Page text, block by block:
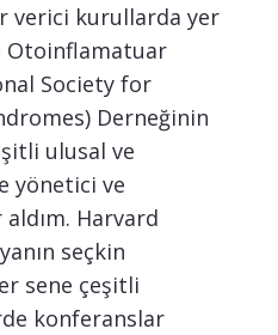
verici kurullarda yer
Otoinflamatuar
Society for
Derneğinin
ulusal ve
yönetici ve
Harvard
seçkin
sene çeşitli
konferanslar